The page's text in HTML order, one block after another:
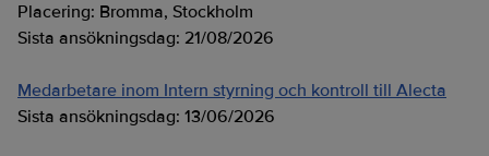
Placering: Bromma, Stockholm
Sista ansökningsdag: 21/08/2026
Medarbetare inom Intern styrning och kontroll till Alecta
Sista ansökningsdag: 13/06/2026